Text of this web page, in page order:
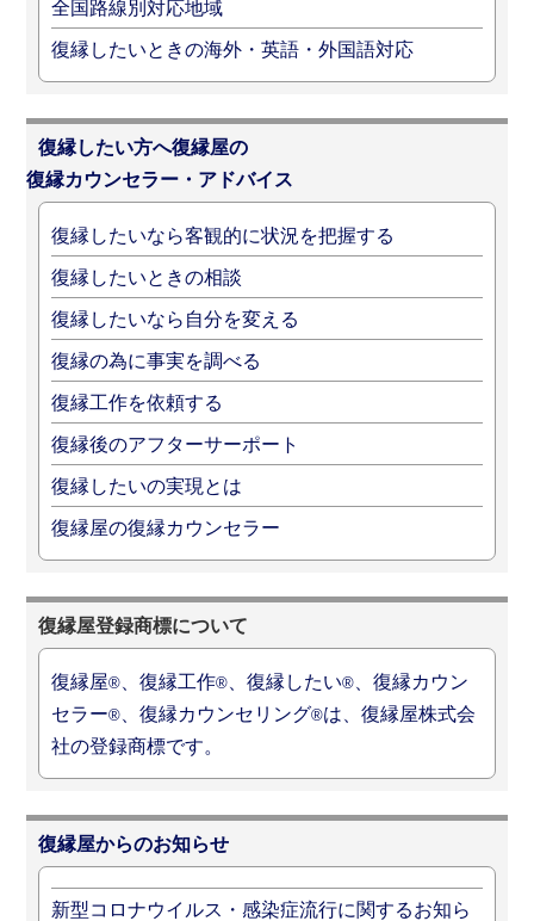
全国路線別対応地域
復縁したいときの海外・英語・外国語対応
復縁したい方へ復縁屋の
復縁カウンセラー・アドバイス
復縁したいなら客観的に状況を把握する
復縁したいときの相談
復縁したいなら自分を変える
復縁の為に事実を調べる
復縁工作を依頼する
復縁後のアフターサーポート
復縁したいの実現とは
復縁屋の復縁カウンセラー
復縁屋登録商標について
復縁屋®、復縁工作®、復縁したい®、復縁カウン
セラー®、復縁カウンセリング®は、復縁屋株式会
社の登録商標です。
復縁屋からのお知らせ
新型コロナウイルス・感染症流行に関するお知ら